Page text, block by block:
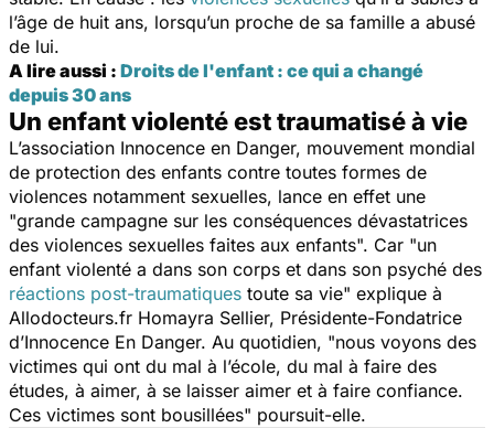
l’âge de huit ans, lorsqu’un proche de sa famille a abusé
de lui.
A lire aussi : Droits de l'enfant : ce qui a changé
depuis 30 ans
Un enfant violenté est traumatisé à vie
L’association Innocence en Danger, mouvement mondial
de protection des enfants contre toutes formes de
violences notamment sexuelles, lance en effet une
"grande campagne sur les conséquences dévastatrices
des violences sexuelles faites aux enfants". Car "un
enfant violenté a dans son corps et dans son psyché des
réactions post-traumatiques toute sa vie" explique à
Allodocteurs.fr Homayra Sellier, Présidente-Fondatrice
d’Innocence En Danger. Au quotidien, "nous voyons des
victimes qui ont du mal à l’école, du mal à faire des
études, à aimer, à se laisser aimer et à faire confiance.
Ces victimes sont bousillées" poursuit-elle.